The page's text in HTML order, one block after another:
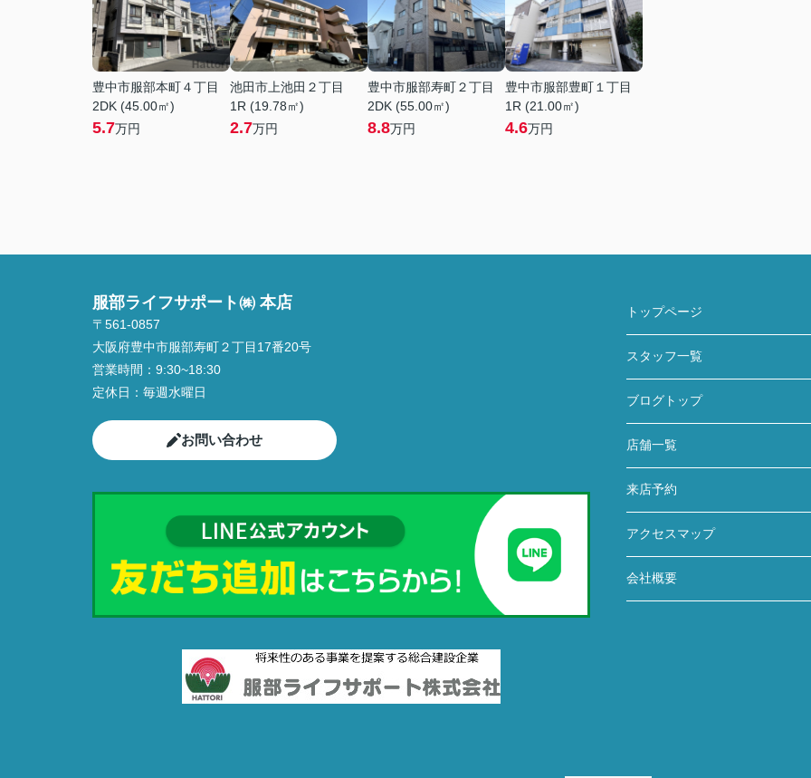
豊中市服部本町４丁目
2DK (45.00㎡)
5.7万円
池田市上池田２丁目
1R (19.78㎡)
2.7万円
豊中市服部寿町２丁目
2DK (55.00㎡)
8.8万円
豊中市服部豊町１丁目
1R (21.00㎡)
4.6万円
服部ライフサポート㈱ 本店
〒561-0857
大阪府豊中市服部寿町２丁目17番20号
営業時間： 9:30~18:30
定休日： 毎週水曜日
お問い合わせ
トップページ
スタッフ一覧
ブログトップ
店舗一覧
来店予約
アクセスマップ
会社概要